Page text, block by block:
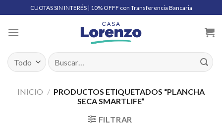
to
content
CUOTAS SIN INTERÉS | 10% OFFF con Transferencia Bancaria
Buscar
por:
INICIO / PRODUCTOS ETIQUETADOS “PLANCHA
SECA SMARTLIFE”
FILTRAR